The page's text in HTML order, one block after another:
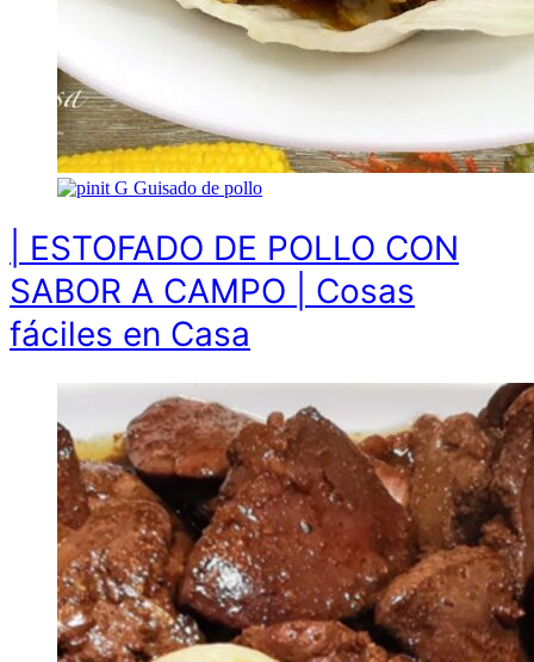
G Guisado de pollo
| ESTOFADO DE POLLO CON
SABOR A CAMPO | Cosas
fáciles en Casa